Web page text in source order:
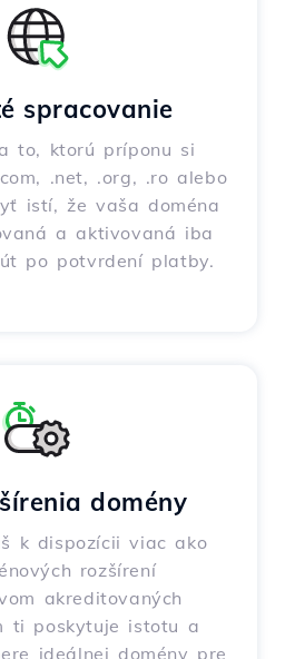
spracovanie
to, ktorú príponu si
.net, .org, .ro alebo
istí, že vaša doména
a aktivovaná iba
po potvrdení platby.
domény
k dispozícii viac ako
rozšírení
akreditovaných
ti poskytuje istotu a
ideálnej domény pre